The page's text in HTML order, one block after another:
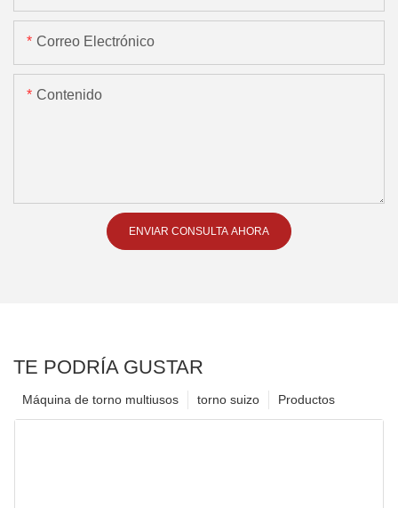
Correo Electrónico
Contenido
ENVIAR CONSULTA AHORA
TE PODRÍA GUSTAR
Productos
torno suizo
Máquina de torno multiusos